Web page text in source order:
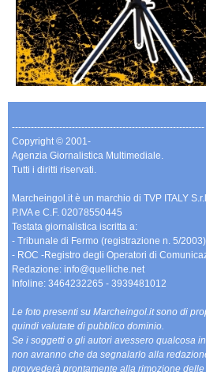
-------------------------------------------------------------
Copyright © 2001-
Agenzia Giornalistica Multimediale.
Tutti i diritti riservati.
Marcheingol.it è un marchio di TVP ITALY
P.IVA e C.F. 02078550445
Testata giornalistica iscritta a:
- Tribunale di Fermo (registrazione n. 5/2003)
- ROC -Registro degli Operatori di
Redazione: info@quelliche.net
Infoline: 3464232265 - 3939481012
Le foto presenti su Marcheingol.it sono di
quindi valutate di pubblico dominio.
Se i soggetti o gli autori avessero qualcosa
non avranno che da segnalarlo alla
provvederà prontamente alla rimozione